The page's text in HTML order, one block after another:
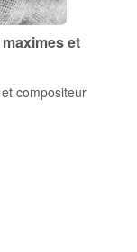
et
compositeur